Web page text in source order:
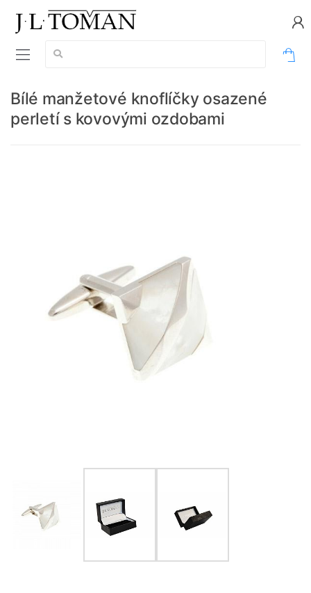
Vyhledávání:
Bílé manžetové knoflíčky osazené
perletí s kovovými ozdobami